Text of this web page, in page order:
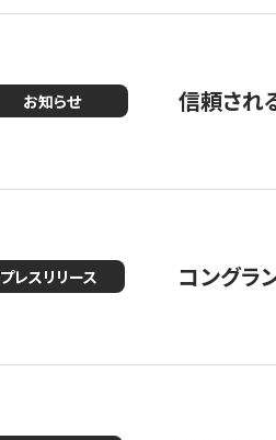
お知らせ 信頼され
プレスリリース コングラ